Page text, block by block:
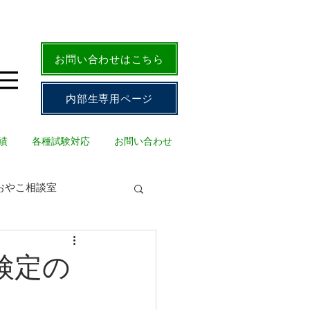
お問い合わせはこちら
内部生専用ページ
各種試験対応 お問い合わせ
やこ相談室
定の